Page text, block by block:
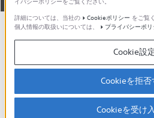
製品
お知ら
サポート動画をご利用の際にはソー
ルメディア利用規約をご確認くださ
詳細については、当社の
Cookieポリシー をご覧
個人情報の取扱いについては、
プライバシーポリ
Cookie設
Cookieを拒否
Cookieを受け